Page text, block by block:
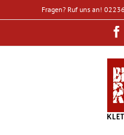
Inhalt
Fragen? Ruf uns an!